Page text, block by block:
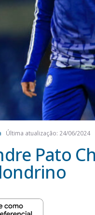
Última atualização: 24/06/2024
Pato